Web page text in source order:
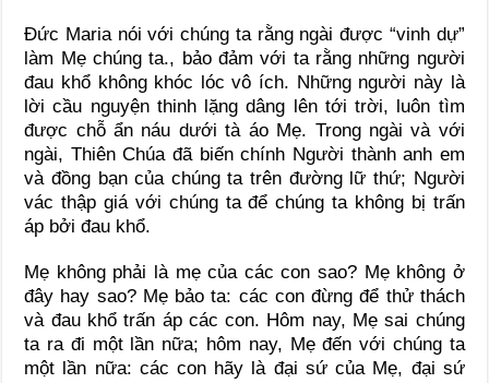
Đức Maria nói với chúng ta rằng ngài được “vinh dự”
làm Mẹ chúng ta., bảo đảm với ta rằng những người
đau khổ không khóc lóc vô ích. Những người này là
lời cầu nguyện thinh lặng dâng lên tới trời, luôn tìm
được chỗ ẩn náu dưới tà áo Mẹ. Trong ngài và với
ngài, Thiên Chúa đã biến chính Người thành anh em
và đồng bạn của chúng ta trên đường lữ thứ; Người
vác thập giá với chúng ta để chúng ta không bị trấn
áp bởi đau khổ.
Mẹ không phải là mẹ của các con sao? Mẹ không ở
đây hay sao? Mẹ bảo ta: các con đừng để thử thách
và đau khổ trấn áp các con. Hôm nay, Mẹ sai chúng
ta ra đi một lần nữa; hôm nay, Mẹ đến với chúng ta
một lần nữa: các con hãy là đại sứ của Mẹ, đại sứ